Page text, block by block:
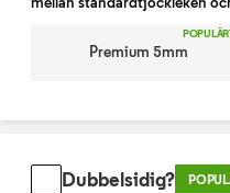
Premium 5mm
Dubbelsidig?